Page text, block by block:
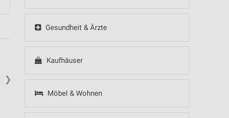
Gesundheit & Ärzte
Kaufhäuser
Möbel & Wohnen
❯